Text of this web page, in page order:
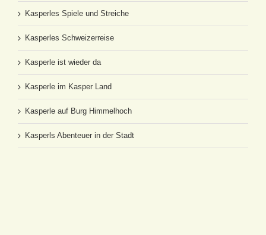
Kasperles Spiele und Streiche
Kasperles Schweizerreise
Kasperle ist wieder da
Kasperle im Kasper Land
Kasperle auf Burg Himmelhoch
Kasperls Abenteuer in der Stadt